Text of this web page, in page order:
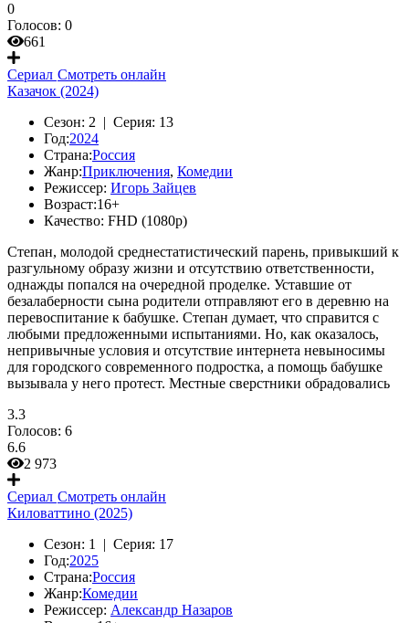
0
Голосов: 0
661
Сериал Смотреть онлайн
Казачок (2024)
Сезон: 2 | Серия: 13
Год:2024
Страна:Россия
Жанр:Приключения, Комедии
Режиссер: Игорь Зайцев
Возраст:16+
Качество: FHD (1080p)
Степан, молодой среднестатистический парень, привыкший к
разгульному образу жизни и отсутствию ответственности,
однажды попался на очередной проделке. Уставшие от
безалаберности сына родители отправляют его в деревню на
перевоспитание к бабушке. Степан думает, что справится с
любыми предложенными испытаниями. Но, как оказалось,
непривычные условия и отсутствие интернета невыносимы
для городского современного подростка, а помощь бабушке
вызывала у него протест. Местные сверстники обрадовались
3.3
Голосов: 6
6.6
2 973
Сериал Смотреть онлайн
Киловаттино (2025)
Сезон: 1 | Серия: 17
Год:2025
Страна:Россия
Жанр:Комедии
Режиссер: Александр Назаров